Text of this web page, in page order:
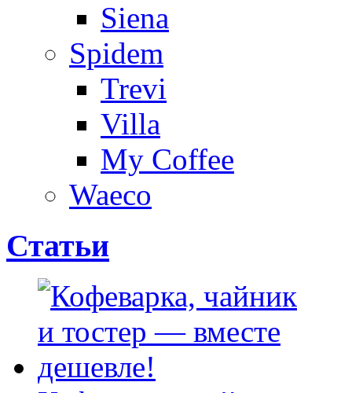
Siena
Spidem
Trevi
Villa
My Coffee
Waeco
Статьи